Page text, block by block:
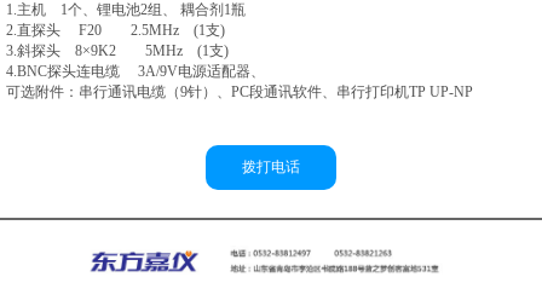
1.主机 1个、锂电池2组、 耦合剂1瓶
2.直探头 F20 2.5MHz (1支)
3.斜探头 8×9K2 5MHz (1支)
4.BNC探头连电缆 3A/9V电源适配器、
可选附件：串行通讯电缆（9针）、PC段通讯软件、串行打印机TP UP-NP
拨打电话